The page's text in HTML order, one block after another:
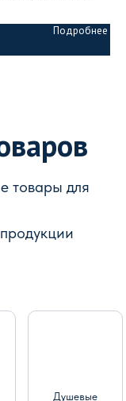
Подробнее
товары для
Душевые